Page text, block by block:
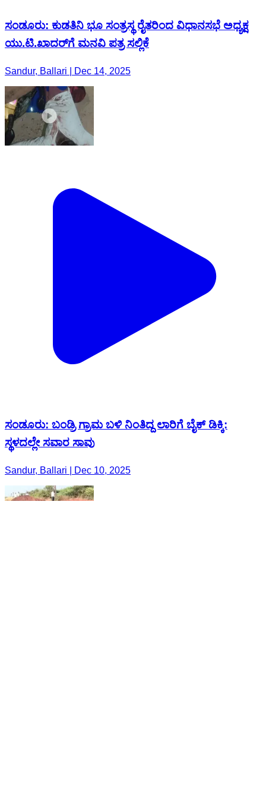
ಸಂಡೂರು: ಕುಡತಿನಿ ಭೂ ಸಂತ್ರಸ್ಥ ರೈತರಿಂದ ವಿಧಾನಸಭೆ ಅಧ್ಯಕ್ಷ
ಯು.ಟಿ.ಖಾದರ್‌ಗೆ ಮನವಿ ಪತ್ರ ಸಲ್ಲಿಕೆ
Sandur, Ballari | Dec 14, 2025
ಸಂಡೂರು: ಬಂಡ್ರಿ ಗ್ರಾಮ ಬಳಿ ನಿಂತಿದ್ದ ಲಾರಿಗೆ ಬೈಕ್ ಡಿಕ್ಕಿ:
ಸ್ಥಳದಲ್ಲೇ ಸವಾರ ಸಾವು
Sandur, Ballari | Dec 10, 2025